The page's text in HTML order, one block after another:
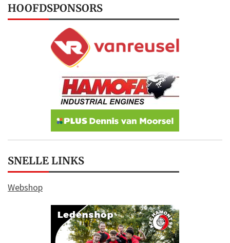
HOOFDSPONSORS
SNELLE LINKS
Webshop